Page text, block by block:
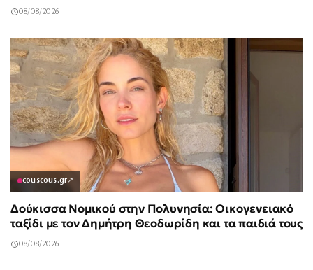
08/08/2026
couscous.gr↗
Δούκισσα Νομικού στην Πολυνησία: Οικογενειακό
ταξίδι με τον Δημήτρη Θεοδωρίδη και τα παιδιά τους
08/08/2026